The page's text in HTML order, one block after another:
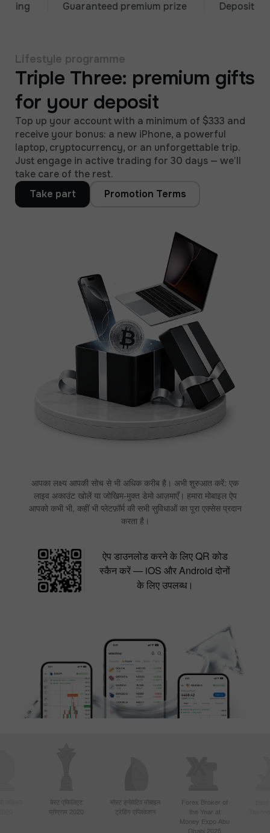
Guaranteed premium prize Deposit from
Lifestyle programme
Triple Three: premium gifts
for your deposit
Top up your account with a minimum of $333 and
receive your bonus: a new iPhone, a powerful
laptop, cryptocurrency, or an unforgettable trip.
Just engage in active trading for 30 days — we’ll
take care of the rest.
Take part
Promotion Terms
आपका लक्ष्य आपकी सोच से भी अधिक करीब है। अभी शुरुआत करें: एक
लाइव अकाउंट खोलें या जोखिम-मुक्त डेमो आज़माएँ। हमारा मोबाइल ऐप
आपको कभी भी, कहीं भी प्लेटफ़ॉर्म की सभी सुविधाओं का पूरा एक्सेस प्रदान
करता है।
ऐप डाउनलोड करने के लिए QR कोड
स्कैन करें — iOS और Android दोनों
के लिए उपलब्ध।
बेस्ट एफिलिएट
प्रोग्राम 2020
मोस्ट इनोवेटिव मोबाइल
ट्रेडिंग एप्लिकेशन
Forex Broker of
the Year at
Money Expo Abu
Dhabi 2025